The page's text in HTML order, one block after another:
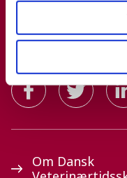
Om Dansk